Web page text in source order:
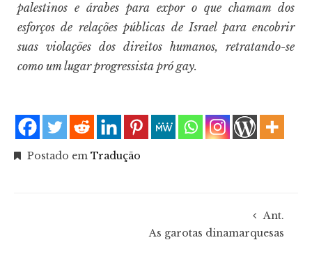
palestinos e árabes para expor o que chamam dos
esforços de relações públicas de Israel para encobrir
suas violações dos direitos humanos, retratando-se
como um lugar progressista pró gay.
Postado em Tradução
Ant.
As garotas dinamarquesas